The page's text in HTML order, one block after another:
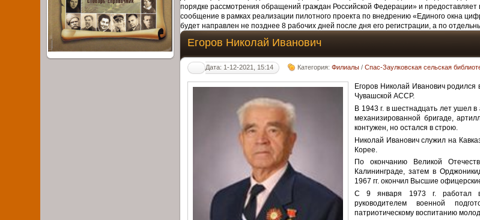
порядке рассмотрения обращений граждан Российской Федерации» и предоставляет
сообщение в рамках реализации пилотного проекта по внедрению «Единого окна
будет направлен не позднее 8 рабочих дней после дня его регистрации, а по
Егоров Николай Иванович
Дата: 1-12-2021, 15:14 Категория:Филиалы /Спас-Заулковская сельская
Егоров Николай Иванович родился
Чувашской АССР.
В 1943 г. в шестнадцать лет ушел
механизированной бригаде,
контужен, но остался в строю.
Николай Иванович служил на
Корее.
По окончанию Великой
Калининграде, затем в
1967 гг. окончил Высшие
С 9 января 1973 г. работал
руководителем военной
патриотическому воспитанию